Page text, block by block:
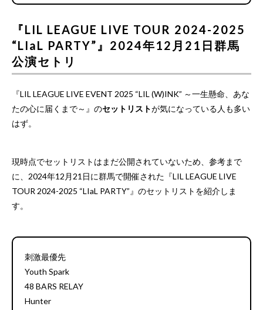
『LIL LEAGUE LIVE TOUR 2024-2025
“LIaL PARTY”』2024年12月21日群馬
公演セトリ
『LIL LEAGUE LIVE EVENT 2025 “LIL (W)INK” ～一生懸命、あな
たの心に届くまで～』のセットリストが気になっている人も多い
はず。
現時点でセットリストはまだ公開されていないため、参考まで
に、2024年12月21日に群馬で開催された『LIL LEAGUE LIVE
TOUR 2024-2025 “LIaL PARTY”』のセットリストを紹介しま
す。
刺激最優先
Youth Spark
48 BARS RELAY
Hunter